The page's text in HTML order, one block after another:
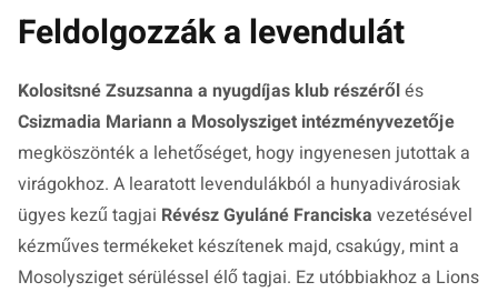
Feldolgozzák a levendulát
Kolositsné Zsuzsanna a nyugdíjas klub részérőlés
Csizmadia Mariann a Mosolysziget intézményvezetője
megköszönték a lehetőséget, hogy ingyenesen jutottak a
virágokhoz. A learatott levendulákból a hunyadivárosiak
ügyes kezű tagjai Révész Gyuláné Franciska vezetésével
kézműves termékeket készítenek majd, csakúgy, mint a
Mosolysziget sérüléssel élő tagjai. Ez utóbbiakhoz a Lions